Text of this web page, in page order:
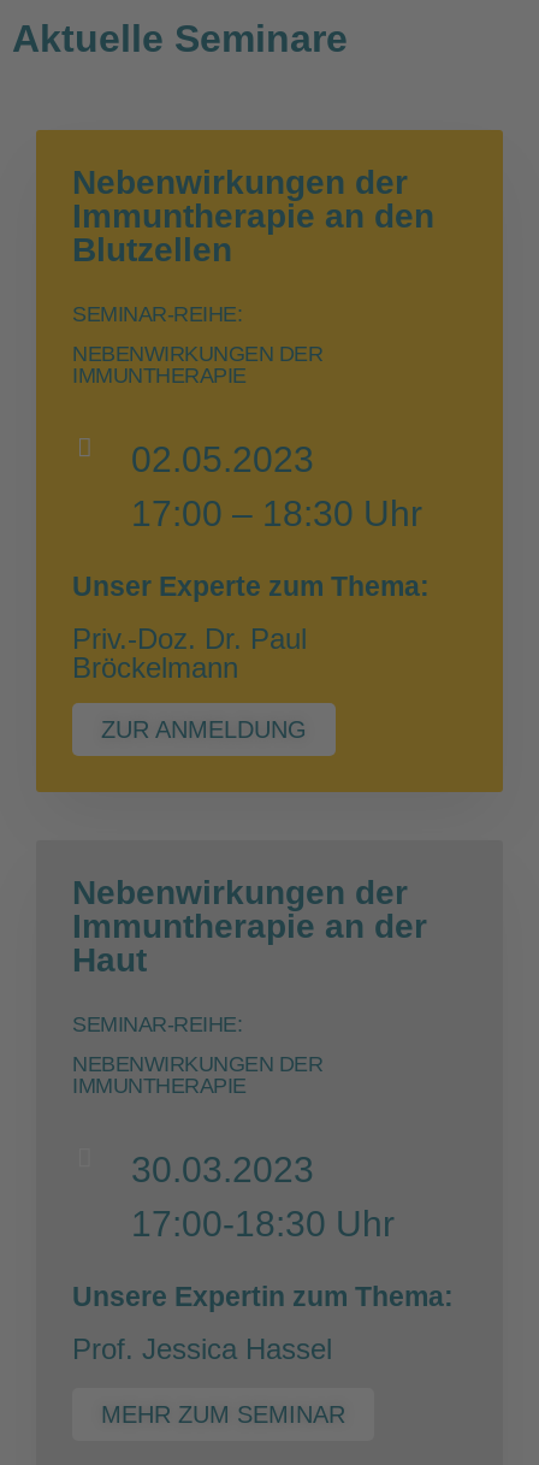
Aktuelle Seminare
Nebenwirkungen der
Immuntherapie an den
Blutzellen
SEMINAR-REIHE:
NEBENWIRKUNGEN DER
IMMUNTHERAPIE
02.05.2023
17:00 – 18:30 Uhr
Unser Experte zum Thema:
Priv.-Doz. Dr. Paul
Bröckelmann
ZUR ANMELDUNG
Nebenwirkungen der
Immuntherapie an der
Haut
SEMINAR-REIHE:
NEBENWIRKUNGEN DER
IMMUNTHERAPIE
30.03.2023
17:00-18:30 Uhr
Unsere Expertin zum Thema:
Prof. Jessica Hassel
MEHR ZUM SEMINAR